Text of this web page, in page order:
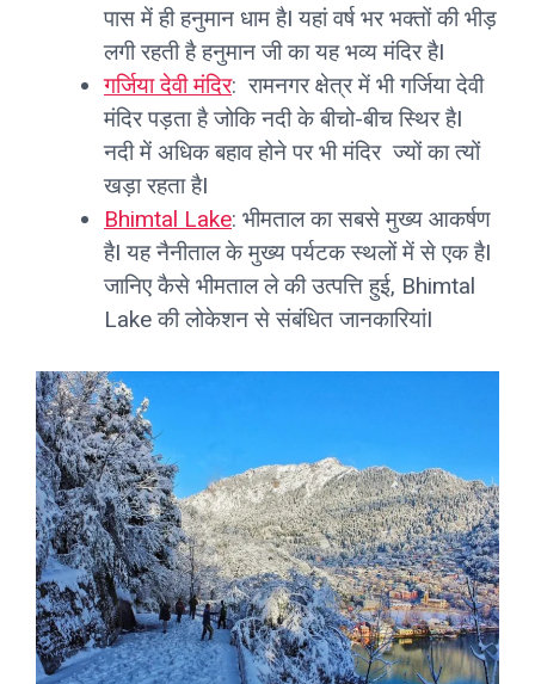
पास में ही हनुमान धाम हैI यहां वर्ष भर भक्तों की भीड़
लगी रहती है हनुमान जी का यह भव्य मंदिर हैI
गर्जिया देवी मंदिर: रामनगर क्षेत्र में भी गर्जिया देवी
मंदिर पड़ता है जोकि नदी के बीचो-बीच स्थिर हैI
नदी में अधिक बहाव होने पर भी मंदिर ज्यों का त्यों
खड़ा रहता हैI
Bhimtal Lake: भीमताल का सबसे मुख्य आकर्षण
हैI यह नैनीताल के मुख्य पर्यटक स्थलों में से एक हैI
जानिए कैसे भीमताल ले की उत्पत्ति हुई, Bhimtal
Lake की लोकेशन से संबंधित जानकारियांI